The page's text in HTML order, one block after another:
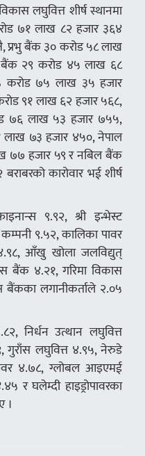
लघुवित्त शीर्ष स्थानमा
७१ लाख ८२ हजार ३६४
प्रभु बैंक ३० करोड ५८ लाख
२९ करोड ४५ लाख ६८
करोड ७५ लाख ३५ हजार
९१ लाख ६२ हजार ५६८,
७६ लाख ५३ हजार ७५५,
लाख ७३ हजार ४५०, नेपाल
७७ हजार ५९ र नबिल बैंक
कारोवार भई शीर्ष
९.९२, श्री इन्भेस्ट
९.५२, कालिका पावर
आँखु खोला जलविद्युत्
बैंक ४.२१, गरिमा विकास
बैंकका लगानीकर्ताले २.०५
निर्धन उत्थान लघुवित्त
गुराँस लघुवित्त ४.९५, नेरुडे
४.७८, ग्लोबल आइएमई
र घलेम्दी हाइड्रोपावरका
।